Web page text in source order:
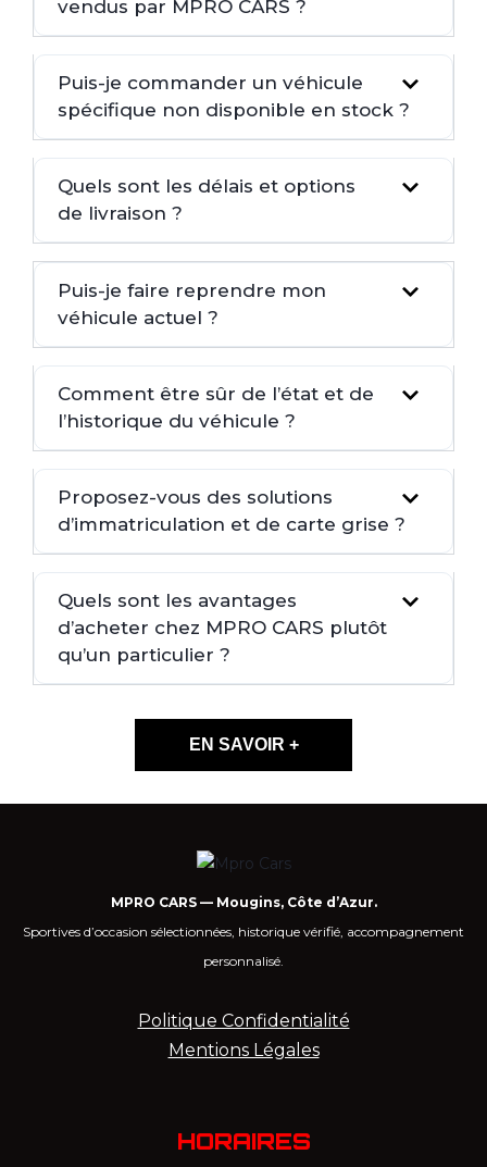
vendus par MPRO CARS ?
Puis-je commander un véhicule
spécifique non disponible en stock ?
Quels sont les délais et options
de livraison ?
Puis-je faire reprendre mon
véhicule actuel ?
Comment être sûr de l’état et de
l’historique du véhicule ?
Proposez-vous des solutions
d’immatriculation et de carte grise ?
Quels sont les avantages
d’acheter chez MPRO CARS plutôt
qu’un particulier ?
EN SAVOIR +
MPRO CARS — Mougins, Côte d’Azur.
Sportives d’occasion sélectionnées, historique vérifié, accompagnement
personnalisé.
Politique Confidentialité
Mentions Légales
HORAIRES